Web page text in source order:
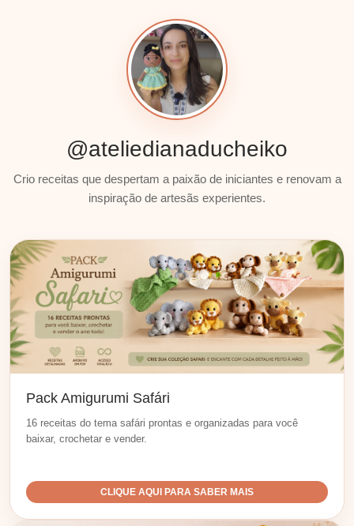
@ateliedianaducheiko
Crio receitas que despertam a paixão de iniciantes e renovam a
inspiração de artesãs experientes.
Pack Amigurumi Safári
16 receitas do tema safári prontas e organizadas para você
baixar, crochetar e vender.
CLIQUE AQUI PARA SABER MAIS